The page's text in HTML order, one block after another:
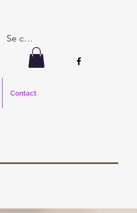
Contact
Se connecter